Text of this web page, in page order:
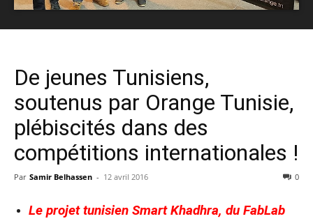
De jeunes Tunisiens,
soutenus par Orange Tunisie,
plébiscités dans des
compétitions internationales !
Par Samir Belhassen - 12 avril 2016 0
Le projet tunisien Smart Khadhra, du FabLab